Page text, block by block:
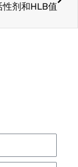
剂和HLB值